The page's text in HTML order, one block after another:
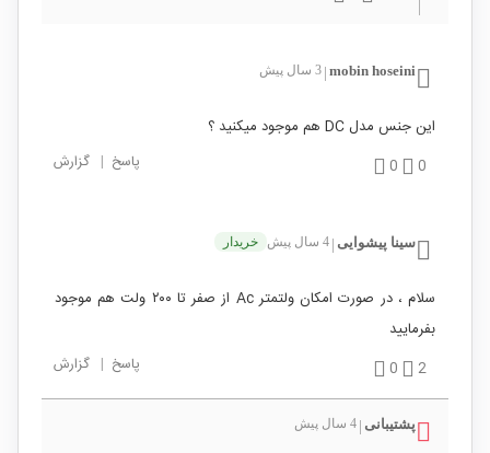
mobin hoseini
| 3 سال پیش
این جنس مدل DC هم موجود میکنید ؟
0
0 پاسخ | گزارش
سینا پیشوایی | 4 سال پیش خریدار
سلام ، در صورت امکان ولتمتر Ac از صفر تا ۲۰۰ ولت هم موجود
بفرمایید
2
0 پاسخ | گزارش
پشتیبانی | 4 سال پیش